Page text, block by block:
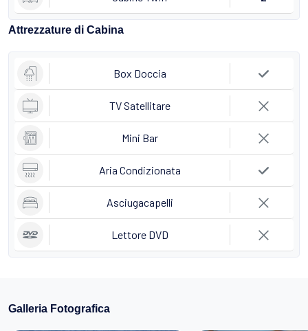
Attrezzature di Cabina
Box Doccia
TV Satellitare
Mini Bar
Aria Condizionata
Asciugacapelli
Lettore DVD
Galleria Fotografica